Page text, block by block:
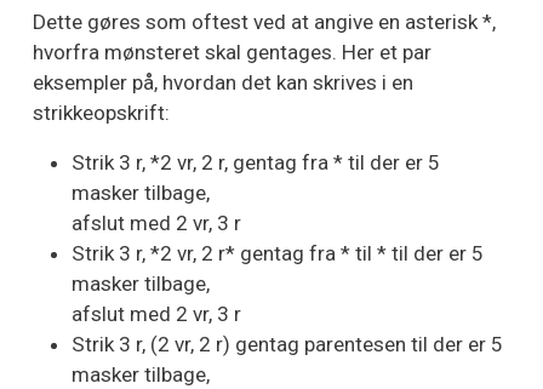
Dette gøres som oftest ved at angive en asterisk *,
hvorfra mønsteret skal gentages. Her et par
eksempler på, hvordan det kan skrives i en
strikkeopskrift:
Strik 3 r, *2 vr, 2 r, gentag fra * til der er 5
masker tilbage,
afslut med 2 vr, 3 r
Strik 3 r, *2 vr, 2 r* gentag fra * til * til der er 5
masker tilbage,
afslut med 2 vr, 3 r
Strik 3 r, (2 vr, 2 r) gentag parentesen til der er 5
masker tilbage,